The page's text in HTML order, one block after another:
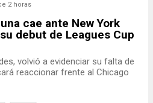
2 horas
cae ante New York
debut de Leagues Cup
volvió a evidenciar su falta de
reaccionar frente al Chicago